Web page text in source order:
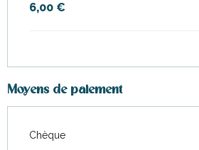
6,00 €
Moyens de paiement
Chèque